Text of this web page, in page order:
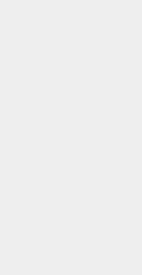
Resmikan